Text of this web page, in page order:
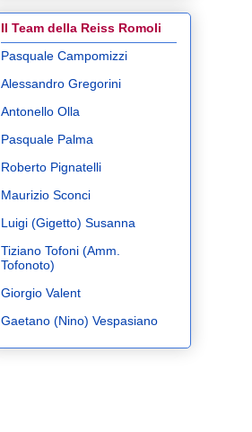
Il Team della Reiss Romoli
Pasquale Campomizzi
Alessandro Gregorini
Antonello Olla
Pasquale Palma
Roberto Pignatelli
Maurizio Sconci
Luigi (Gigetto) Susanna
Tiziano Tofoni (Amm.
Tofonoto)
Giorgio Valent
Gaetano (Nino) Vespasiano